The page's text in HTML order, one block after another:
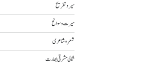
سیر و تفریح
سیرت و سوانح
شعر و شاعری
شمالی مشرقی بھارت